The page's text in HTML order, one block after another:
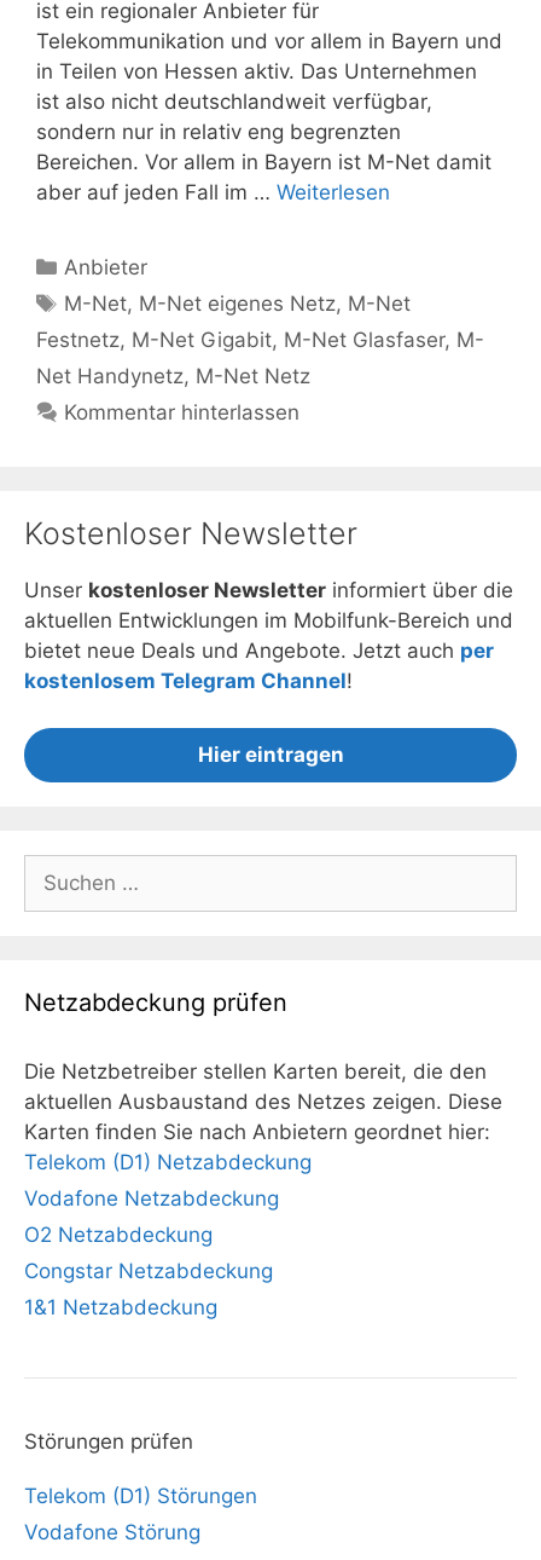
ist ein regionaler Anbieter für
Telekommunikation und vor allem in Bayern und
in Teilen von Hessen aktiv. Das Unternehmen
ist also nicht deutschlandweit verfügbar,
sondern nur in relativ eng begrenzten
Bereichen. Vor allem in Bayern ist M-Net damit
aber auf jeden Fall im … Weiterlesen
Kategorien
Anbieter
Schlagwörter
M-Net, M-Net eigenes Netz, M-Net
Festnetz, M-Net Gigabit, M-Net Glasfaser, M-
Net Handynetz, M-Net Netz
Kommentar hinterlassen
Kostenloser Newsletter
Unser kostenloser Newsletter informiert über die
aktuellen Entwicklungen im Mobilfunk-Bereich und
bietet neue Deals und Angebote. Jetzt auch per
kostenlosem Telegram Channel!
Hier eintragen
nach:
Netzabdeckung prüfen
Die Netzbetreiber stellen Karten bereit, die den
aktuellen Ausbaustand des Netzes zeigen. Diese
Karten finden Sie nach Anbietern geordnet hier:
Telekom (D1) Netzabdeckung
Vodafone Netzabdeckung
O2 Netzabdeckung
Congstar Netzabdeckung
1&1 Netzabdeckung
Störungen prüfen
Telekom (D1) Störungen
Vodafone Störung